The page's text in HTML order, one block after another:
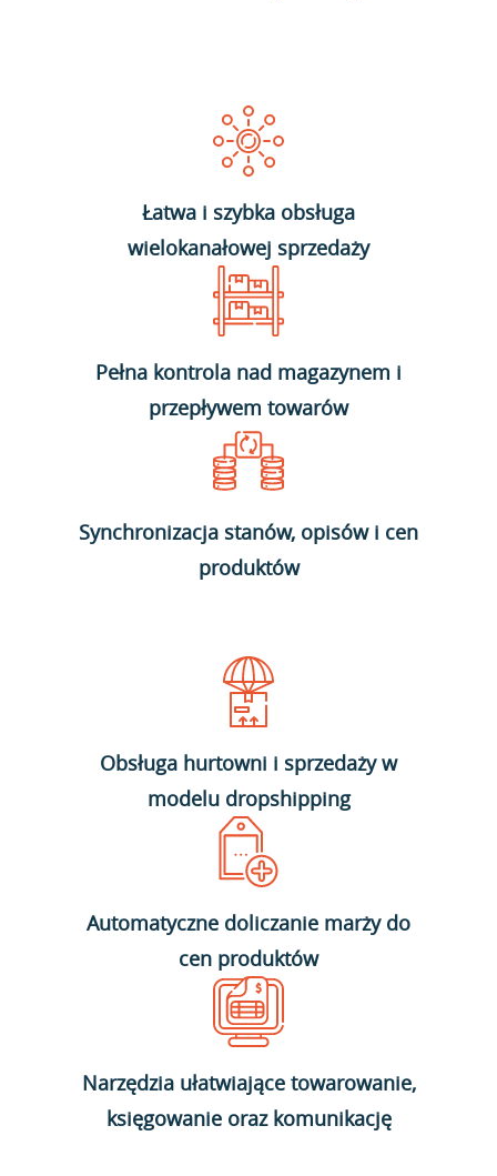
Łatwa i szybka obsługa
wielokanałowej sprzedaży
Pełna kontrola nad magazynem i
przepływem towarów
Synchronizacja stanów, opisów i cen
produktów
Obsługa hurtowni i sprzedaży w
modelu dropshipping
Automatyczne doliczanie marży do
cen produktów
Narzędzia ułatwiające towarowanie,
księgowanie oraz komunikację